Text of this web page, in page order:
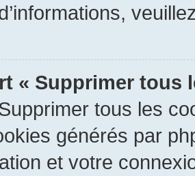
« Supprimer tous
tous les
générés par
et votre